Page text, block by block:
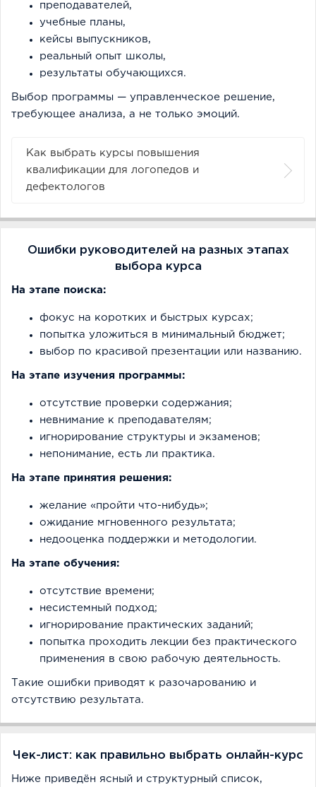
преподавателей,
учебные планы,
кейсы выпускников,
реальный опыт школы,
результаты обучающихся.
Выбор программы — управленческое решение,
требующее анализа, а не только эмоций.
Как выбрать курсы повышения
квалификации для логопедов и
дефектологов
Ошибки руководителей на разных этапах
выбора курса
На этапе поиска:
фокус на коротких и быстрых курсах;
попытка уложиться в минимальный бюджет;
выбор по красивой презентации или названию.
На этапе изучения программы:
отсутствие проверки содержания;
невнимание к преподавателям;
игнорирование структуры и экзаменов;
непонимание, есть ли практика.
На этапе принятия решения:
желание «пройти что-нибудь»;
ожидание мгновенного результата;
недооценка поддержки и методологии.
На этапе обучения:
отсутствие времени;
несистемный подход;
игнорирование практических заданий;
попытка проходить лекции без практического
применения в свою рабочую деятельность.
Такие ошибки приводят к разочарованию и
отсутствию результата.
Чек-лист: как правильно выбрать онлайн-курс
Ниже приведён ясный и структурный список,